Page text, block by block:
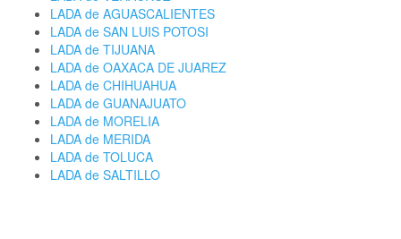
LADA de AGUASCALIENTES
LADA de SAN LUIS POTOSI
LADA de TIJUANA
LADA de OAXACA DE JUAREZ
LADA de CHIHUAHUA
LADA de GUANAJUATO
LADA de MORELIA
LADA de MERIDA
LADA de TOLUCA
LADA de SALTILLO